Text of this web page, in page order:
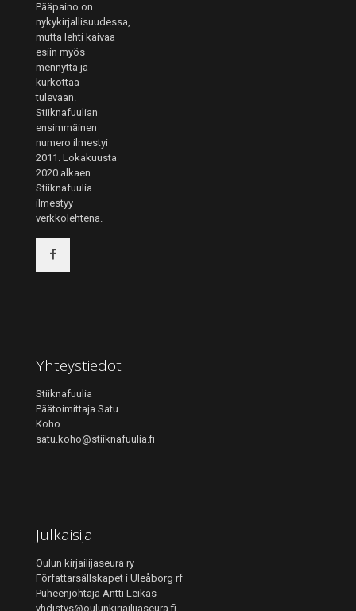
Pääpaino on
nykykirjallisuudessa,
mutta lehti kaivaa
esiin myös
mennyttä ja
kurkottaa
tulevaan.
Stiiknafuulian
ensimmäinen
numero ilmestyi
2011. Lokakuusta
2020 alkaen
Stiiknafuulia
ilmestyy
verkkolehtenä.
Yhteystiedot
Stiiknafuulia
Päätoimittaja Satu
Koho
satu.koho@stiiknafuulia.fi
Julkaisija
Oulun kirjailijaseura ry
Författarsällskapet i Uleåborg rf
Puheenjohtaja Antti Leikas
yhdistys@oulunkirjailijaseura.fi